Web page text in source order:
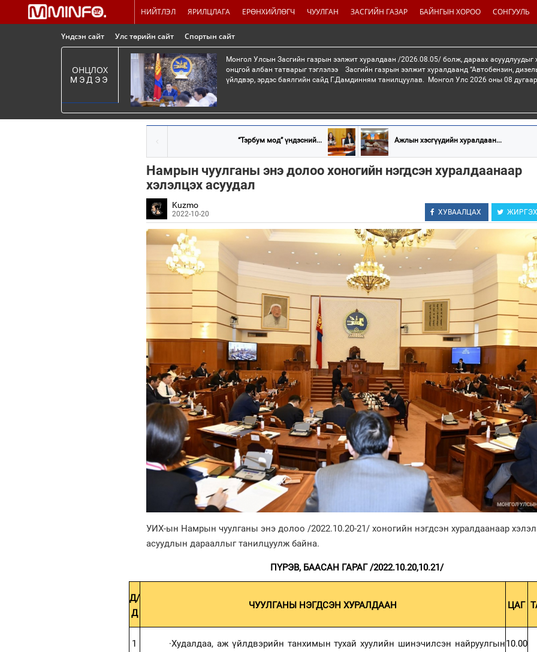
НИЙТЛЭЛ ЯРИЛЦЛАГА ЕРӨНХИЙЛӨГЧ ЧУУЛГАН ЗАСГИЙН ГАЗАР БАЙНГЫН ХОРОО СОНГУУЛЬ
Үндсэн сайт Улс төрийн сайт Спортын сайт
ОНЦЛОХ
МЭДЭЭ
Монгол Улсын Засгийн газрын ээлжит хуралдаан /2026.08.05/ болж, дараах
онцгой албан татварыг тэглэлээ Засгийн газрын ээлжит хуралдаанд “Автобензин,
үйлдвэр, эрдэс баялгийн сайд Г.Дамдинням танилцуулав. Монгол Улс 2026 оны 08
“Тэрбум мод” үндэсний... Ажлын хэсгүүдийн хуралдаан...
Намрын чуулганы энэ долоо хоногийн нэгдсэн хуралдаанаар
хэлэлцэх асуудал
Kuzmo
2022-10-20 ХУВААЛЦАХ ЖИРГЭХ
УИХ-ын Намрын чуулганы энэ долоо /2022.10.20-21/ хоногийн нэгдсэн хуралдаанаар
асуудлын дарааллыг танилцуулж байна.
ПҮРЭВ, БААСАН ГАРАГ /2022.10.20,10.21/
Д/
Д
ЧУУЛГАНЫ НЭГДСЭН ХУРАЛДААН ЦАГ
1 ·Худалдаа, аж үйлдвэрийн танхимын тухай хуулийн шинэчилсэн найруулгын10.00